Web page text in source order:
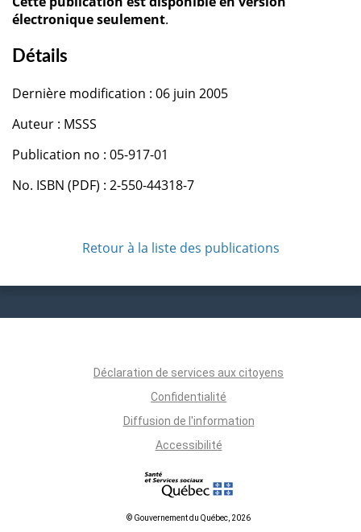
électronique seulement.
Détails
Dernière modification : 06 juin 2005
Auteur : MSSS
Publication no : 05-917-01
No. ISBN (PDF) : 2-550-44318-7
Retour à la liste des publications
Déclaration de services aux citoyens
Confidentialité
Diffusion de l'information
Accessibilité
© Gouvernement du Québec, 2026